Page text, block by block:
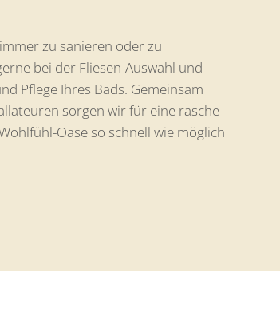
zu sanieren oder zu
bei der Fliesen-Auswahl und
Pflege Ihres Bads. Gemeinsam
sorgen wir für eine rasche
Oase so schnell wie möglich